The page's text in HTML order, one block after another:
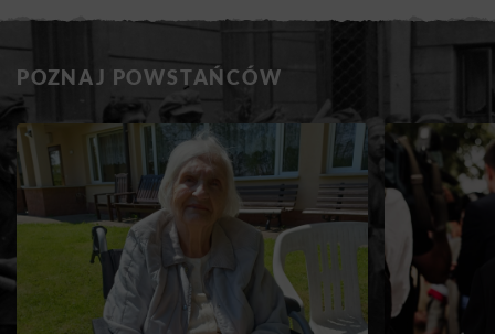
POZNAJ POWSTAŃCÓW